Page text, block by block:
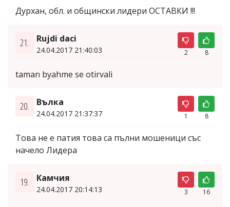
Дурхан, обл. и общински лидери ОСТАВКИ !!!
21. Rujdi daci
24.04.2017 21:40:03 2 8
taman byahme se otirvali
20. Вълка
24.04.2017 21:37:37 1 8
Това не е патия това са пълни мошеници със
начело Лидера
19. Камчия
24.04.2017 20:14:13 3 16